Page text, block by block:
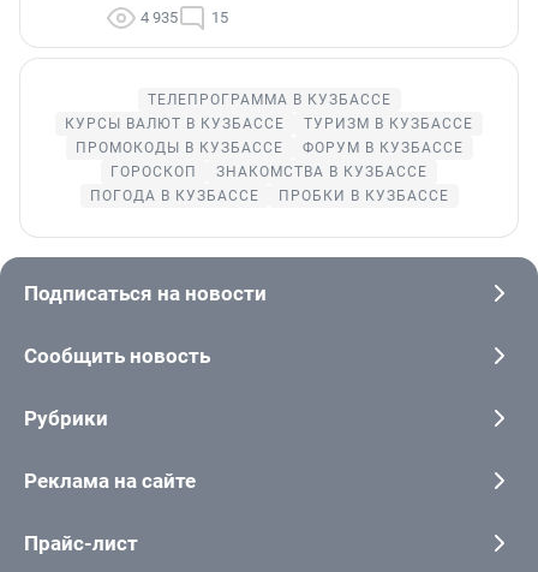
4 935 15
ТЕЛЕПРОГРАММА В КУЗБАССЕ
КУРСЫ ВАЛЮТ В КУЗБАССЕ
ТУРИЗМ В КУЗБАССЕ
ПРОМОКОДЫ В КУЗБАССЕ
ФОРУМ В КУЗБАССЕ
ГОРОСКОП
ЗНАКОМСТВА В КУЗБАССЕ
ПОГОДА В КУЗБАССЕ
ПРОБКИ В КУЗБАССЕ
Подписаться на новости
Сообщить новость
Рубрики
Реклама на сайте
Прайс-лист